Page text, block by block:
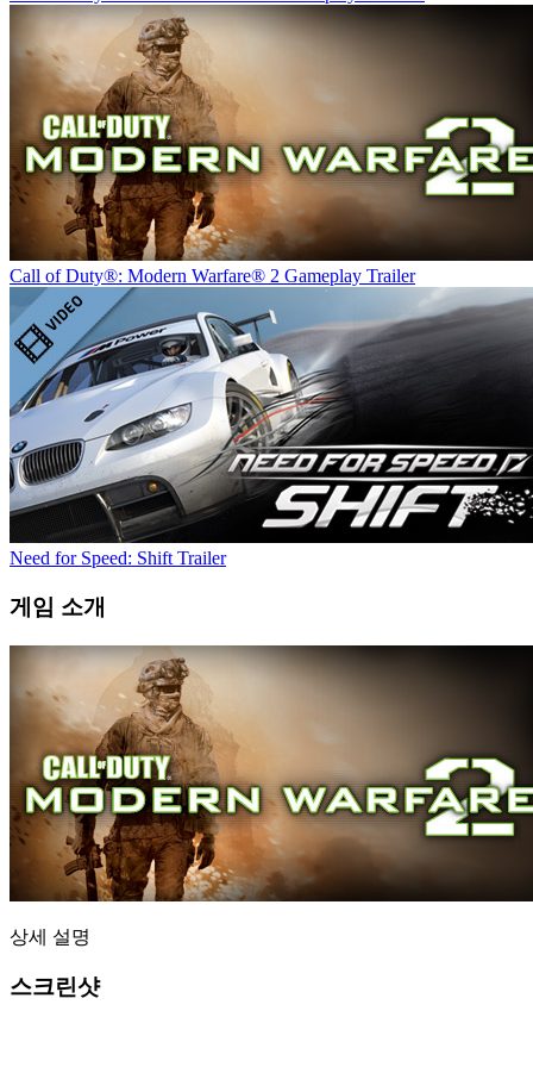
Call of Duty®: Modern Warfare® 2 Gameplay Trailer
Need for Speed: Shift Trailer
게임 소개
상세 설명
스크린샷